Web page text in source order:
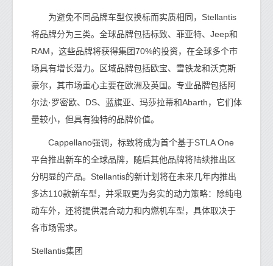
为避免不同品牌车型仅换标而实质相同，Stellantis
将品牌分为三类。全球品牌包括标致、菲亚特、Jeep和
RAM，这些品牌将获得集团70%的投资，在全球多个市
场具有增长潜力。区域品牌包括欧宝、雪铁龙和沃克斯
豪尔，其市场重心主要在欧洲及英国。专业品牌包括阿
尔法·罗密欧、DS、蓝旗亚、玛莎拉蒂和Abarth，它们体
量较小，但具有独特的品牌价值。
Cappellano强调，标致将成为首个基于STLA One
平台推出新车的全球品牌，随后其他品牌将陆续推出区
分明显的产品。Stellantis的新计划将在未来几年内推出
多达110款新车型，并采取更为务实的动力策略：除纯电
动车外，还将提供混合动力和内燃机车型，具体取决于
各市场需求。
Stellantis集团